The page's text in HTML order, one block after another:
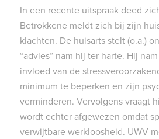
In een recente uitspraak deed
Betrokkene meldt zich bij zijn
klachten. De huisarts stelt (o.a.)
“advies” nam hij ter harte. Hij
invloed van de
minimum te beperken en zijn
verminderen. Vervolgens vraagt
wordt echter afgewezen omdat
verwijtbare werkloosheid. UWV